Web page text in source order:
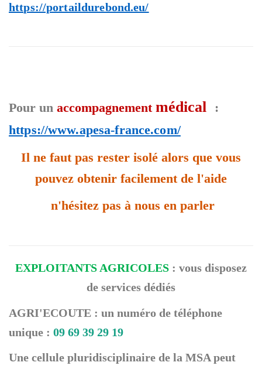
https://portaildurebond.eu/
Pour un accompagnement médical
:
https://www.apesa-france.com/
Il ne faut pas rester isolé alors que vous
pouvez obtenir facilement de l'aide
n'hésitez pas à nous en parler
EXPLOITANTS AGRICOLES : vous disposez
de services dédiés
AGRI'ECOUTE : un numéro de téléphone
unique : 09 69 39 29 19
Une cellule pluridisciplinaire de la MSA peut